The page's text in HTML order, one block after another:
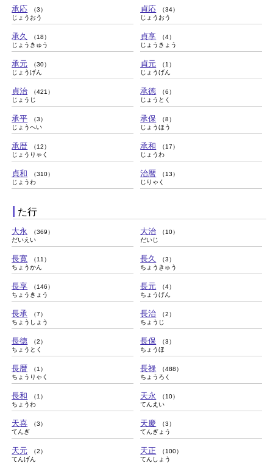
承応
（3）
じょうおう
貞応
（34）
じょうおう
承久
（18）
じょうきゅう
貞享
（4）
じょうきょう
承元
（30）
じょうげん
貞元
（1）
じょうげん
貞治
（421）
じょうじ
承徳
（6）
じょうとく
承平
（3）
じょうへい
承保
（8）
じょうほう
承暦
（12）
じょうりゃく
承和
（17）
じょうわ
貞和
（310）
じょうわ
治暦
（13）
じりゃく
た行
大永
（369）
だいえい
大治
（10）
だいじ
長寛
（11）
ちょうかん
長久
（3）
ちょうきゅう
長享
（146）
ちょうきょう
長元
（4）
ちょうげん
長承
（7）
ちょうしょう
長治
（2）
ちょうじ
長徳
（2）
ちょうとく
長保
（3）
ちょうほ
長暦
（1）
ちょうりゃく
長禄
（488）
ちょうろく
長和
（1）
ちょうわ
天永
（10）
てんえい
天喜
（3）
てんぎ
天慶
（3）
てんぎょう
天元
（2）
てんげん
天正
（100）
てんしょう